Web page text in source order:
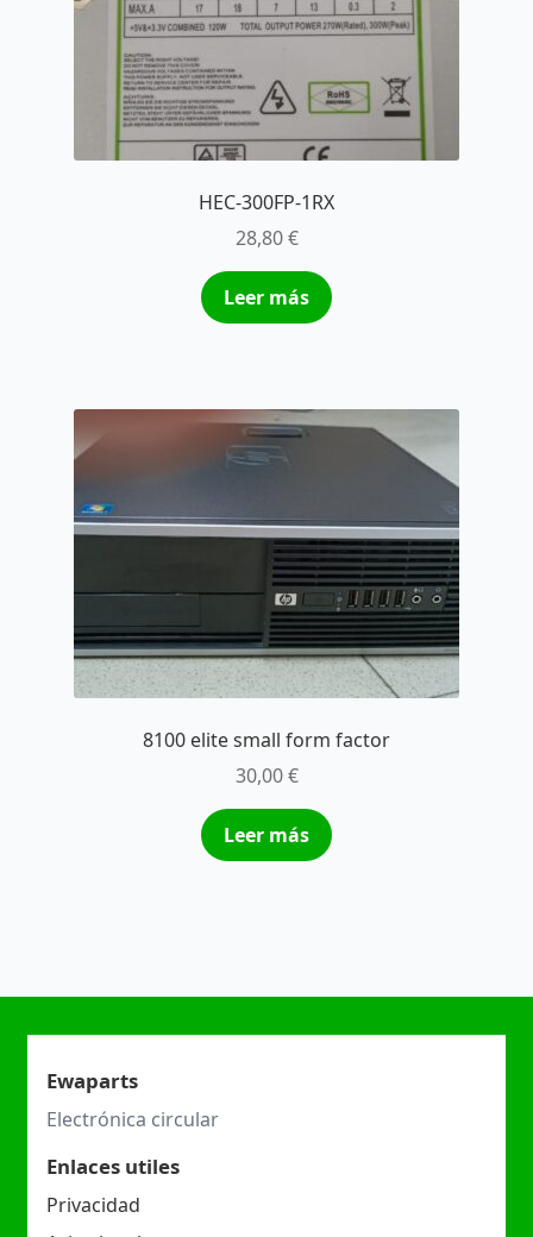
HEC-300FP-1RX
28,80€
Leer más
8100 elite small form factor
30,00€
Leer más
Ewaparts
Electrónica circular
Enlaces utiles
Privacidad